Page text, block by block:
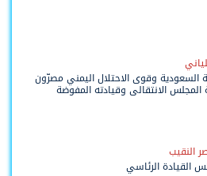
السعودية وقوى الاحتلال اليمني مصرّون
الانتقالي وقيادته المفوضة
النقيب
القيادة الرئاسي